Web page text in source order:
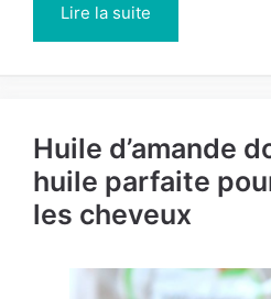
Lire la suite
Huile d’amande
huile parfaite
les cheveux